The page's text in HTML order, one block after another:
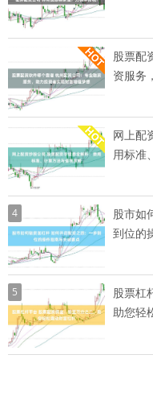
股票配
资服务
网上配
用标准
4
股市如
到位的
5
股票杠
助您轻